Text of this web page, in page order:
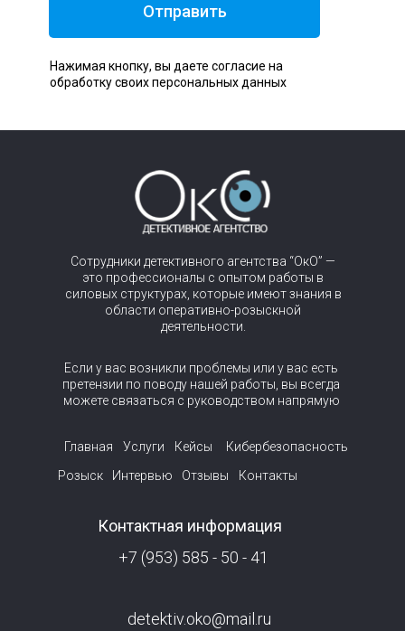
Отправить
Нажимая кнопку, вы даете согласие на
обработку своих персональных данных
Главная Услуги Кейсы
Кибербезопасность
Интервью
Отзывы Контакты
Розыск
detektiv.oko@mail.ru
+7 (953) 585 - 50 - 41
Сотрудники детективного агентства “ОкО” —
это профессионалы с опытом работы в
силовых структурах, которые имеют знания в
области оперативно-розыскной
деятельности.
Контактная информация
Если у вас возникли проблемы или у вас есть
претензии по поводу нашей работы, вы всегда
можете связаться с руководством напрямую